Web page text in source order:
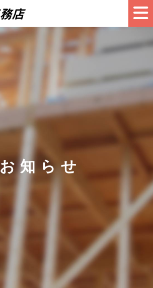
お知らせ
サービス
実績
お知らせ